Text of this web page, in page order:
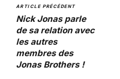
ARTICLE PRÉCÉDENT
Nick Jonas parle
de sa relation avec
les autres
membres des
Jonas Brothers !